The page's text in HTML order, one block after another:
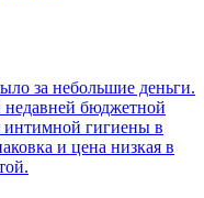
за небольшие деньги.
недавней бюджетной
интимной гигиены в
и цена низкая в